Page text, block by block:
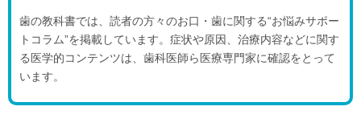
歯の教科書では、読者の方々のお口・歯に関する“お悩みサポー
トコラム”を掲載しています。症状や原因、治療内容などに関す
る医学的コンテンツは、歯科医師ら医療専門家に確認をとって
います。